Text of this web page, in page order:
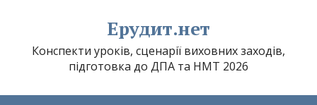
Ерудит.нет
Конспекти уроків, сценарії виховних заходів,
підготовка до ДПА та НМТ 2026